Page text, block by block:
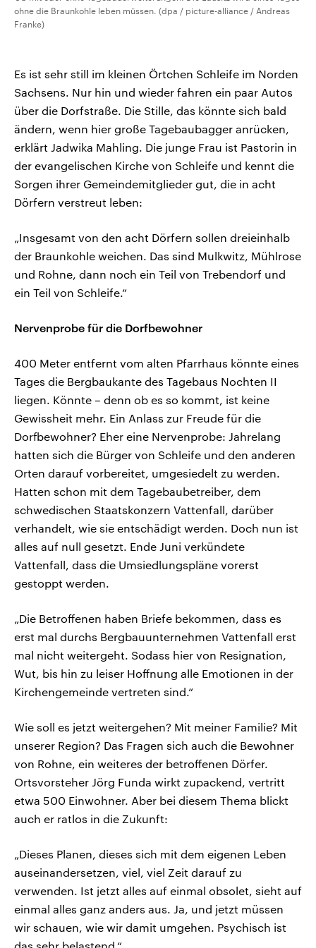
ohne die Braunkohle leben müssen. (dpa / picture-alliance / Andreas
Franke)
Es ist sehr still im kleinen Örtchen Schleife im Norden
Sachsens. Nur hin und wieder fahren ein paar Autos
über die Dorfstraße. Die Stille, das könnte sich bald
ändern, wenn hier große Tagebaubagger anrücken,
erklärt Jadwika Mahling. Die junge Frau ist Pastorin in
der evangelischen Kirche von Schleife und kennt die
Sorgen ihrer Gemeindemitglieder gut, die in acht
Dörfern verstreut leben:
„Insgesamt von den acht Dörfern sollen dreieinhalb
der Braunkohle weichen. Das sind Mulkwitz, Mühlrose
und Rohne, dann noch ein Teil von Trebendorf und
ein Teil von Schleife.“
Nervenprobe für die Dorfbewohner
400 Meter entfernt vom alten Pfarrhaus könnte eines
Tages die Bergbaukante des Tagebaus Nochten II
liegen. Könnte – denn ob es so kommt, ist keine
Gewissheit mehr. Ein Anlass zur Freude für die
Dorfbewohner? Eher eine Nervenprobe: Jahrelang
hatten sich die Bürger von Schleife und den anderen
Orten darauf vorbereitet, umgesiedelt zu werden.
Hatten schon mit dem Tagebaubetreiber, dem
schwedischen Staatskonzern Vattenfall, darüber
verhandelt, wie sie entschädigt werden. Doch nun ist
alles auf null gesetzt. Ende Juni verkündete
Vattenfall, dass die Umsiedlungspläne vorerst
gestoppt werden.
„Die Betroffenen haben Briefe bekommen, dass es
erst mal durchs Bergbauunternehmen Vattenfall erst
mal nicht weitergeht. Sodass hier von Resignation,
Wut, bis hin zu leiser Hoffnung alle Emotionen in der
Kirchengemeinde vertreten sind.“
Wie soll es jetzt weitergehen? Mit meiner Familie? Mit
unserer Region? Das Fragen sich auch die Bewohner
von Rohne, ein weiteres der betroffenen Dörfer.
Ortsvorsteher Jörg Funda wirkt zupackend, vertritt
etwa 500 Einwohner. Aber bei diesem Thema blickt
auch er ratlos in die Zukunft:
„Dieses Planen, dieses sich mit dem eigenen Leben
auseinandersetzen, viel, viel Zeit darauf zu
verwenden. Ist jetzt alles auf einmal obsolet, sieht auf
einmal alles ganz anders aus. Ja, und jetzt müssen
wir schauen, wie wir damit umgehen. Psychisch ist